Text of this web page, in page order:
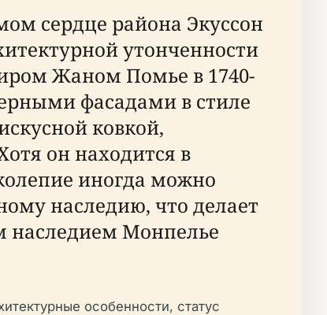
сердце района Экуссон
утонченности
Жаном Помье в 1740-
фасадами в стиле
ковкой,
он находится в
иногда можно
наследию, что делает
наследием Монпелье
особенности, статус